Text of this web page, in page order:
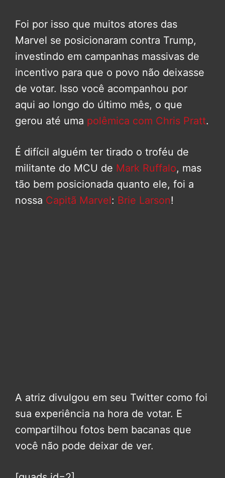
Foi por isso que muitos atores das
Marvel se posicionaram contra Trump,
investindo em campanhas massivas de
incentivo para que o povo não deixasse
de votar. Isso você acompanhou por
aqui ao longo do último mês, o que
gerou até uma polêmica com Chris Pratt.
É difícil alguém ter tirado o troféu de
militante do MCU de Mark Ruffalo, mas
tão bem posicionada quanto ele, foi a
nossa Capitã Marvel: Brie Larson!
A atriz divulgou em seu Twitter como foi
sua experiência na hora de votar. E
compartilhou fotos bem bacanas que
você não pode deixar de ver.